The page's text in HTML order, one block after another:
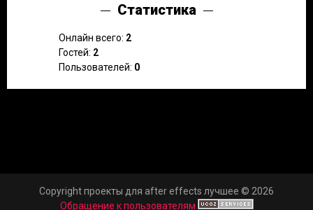
Статистика
Онлайн всего: 2
Гостей: 2
Пользователей: 0
Copyright проекты для after effects лучшее © 2026
Обращение к пользователям